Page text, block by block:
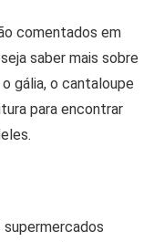
comentados em
saber mais sobre
gália, o cantaloupe
para encontrar
supermercados